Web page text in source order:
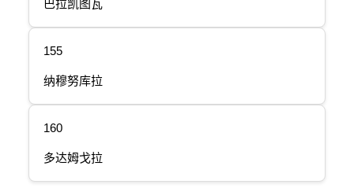
巴拉凯图瓦
155
纳穆努库拉
160
多达姆戈拉